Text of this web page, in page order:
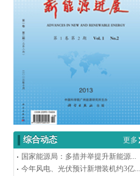
综合动态
更多
国家能源局：多措并举提升新能源...
今年风电、光伏预计新增装机约3亿...